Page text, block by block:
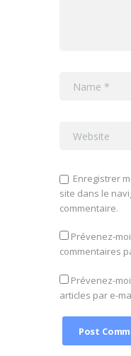
Enregistrer
site dans le
commentaire.
Prévenez-
commentaires
Prévenez-
articles par e-